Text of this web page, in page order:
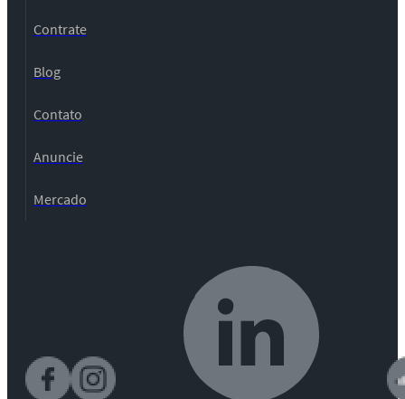
Contrate
Blog
Contato
Anuncie
Mercado